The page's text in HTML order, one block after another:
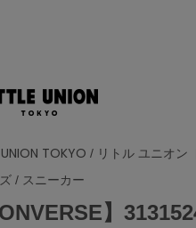
UNION TOKYO / リトル ユニオン
/ スニーカー
】